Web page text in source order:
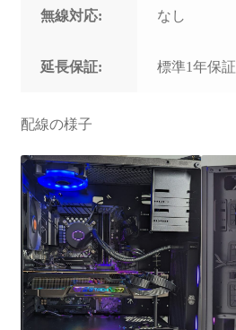
無線対応: なし
延長保証: 標準1年保証
配線の様子